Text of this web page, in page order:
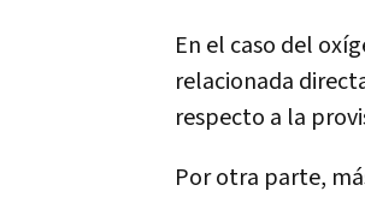
En el caso del
relacionada
respecto a la
Por otra parte,